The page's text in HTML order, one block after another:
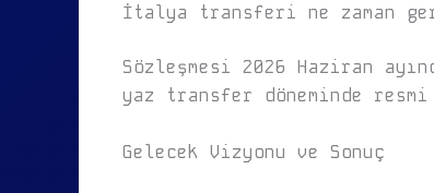
İtalya transferi ne zaman
Sözleşmesi 2026 Haziran
yaz transfer döneminde
Gelecek Vizyonu ve Sonuç